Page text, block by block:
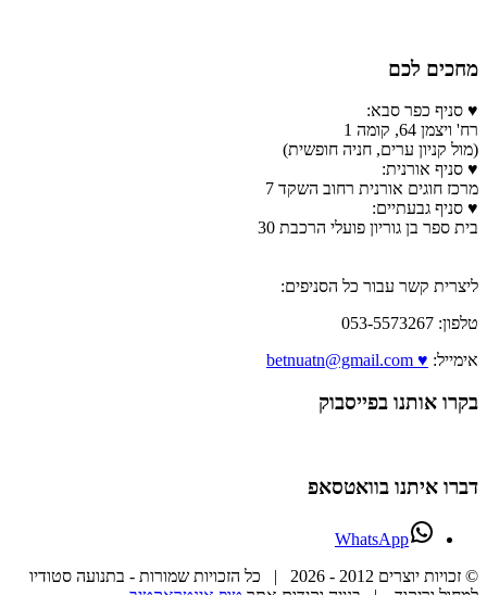
מחכים לכם
♥ סניף כפר סבא:
רח' ויצמן 64, קומה 1
(מול קניון ערים, חניה חופשית)
♥ סניף אורנית:
מרכז חוגים אורנית רחוב השקד 7
♥ סניף גבעתיים:
בית ספר בן גוריון פועלי הרכבת 30
ליצרית קשר עבור כל הסניפים:
טלפון: 053-5573267
אימייל: ♥ betnuatn@gmail.com
בקרו אותנו בפייסבוק
דברו איתנו בוואטסאפ
WhatsApp
© זכויות יוצרים 2012 -
2026 | כל הזכויות שמורות - בתנועה סטודיו